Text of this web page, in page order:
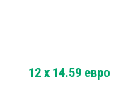
12x 14.59евро